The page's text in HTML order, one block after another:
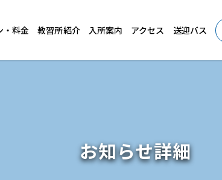
・料金 教習所紹介 入所案内 アクセス 送迎バス
お知らせ詳細